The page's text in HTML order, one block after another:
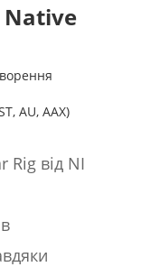
Native
AU, AAX)
Rig від NI